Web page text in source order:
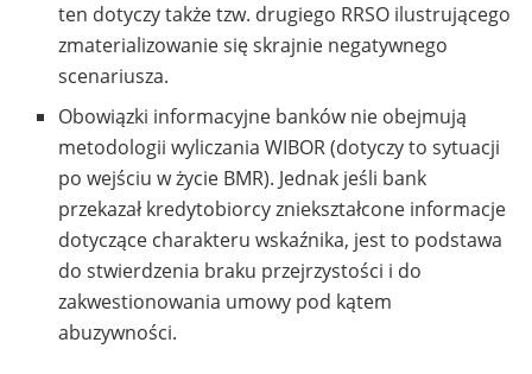
ten dotyczy także tzw. drugiego RRSO ilustrującego
zmaterializowanie się skrajnie negatywnego
scenariusza.
Obowiązki informacyjne banków nie obejmują
metodologii wyliczania WIBOR (dotyczy to sytuacji
po wejściu w życie BMR). Jednak jeśli bank
przekazał kredytobiorcy zniekształcone informacje
dotyczące charakteru wskaźnika, jest to podstawa
do stwierdzenia braku przejrzystości i do
zakwestionowania umowy pod kątem
abuzywności.